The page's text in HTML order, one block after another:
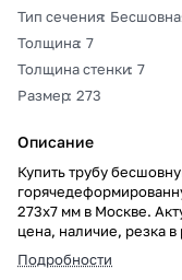
Тип сечения:
Толщина: 7
Толщина стенки: 7
Размер: 273
Описание
Купить трубу
273х7 мм в Москве.
цена, наличие, резка в
погрузка, доставка,
и документы.
Подробности